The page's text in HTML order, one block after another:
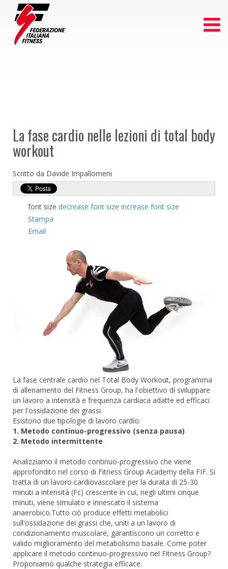
La fase cardio nelle lezioni di total body
workout
Scritto da Davide Impallomeni
font size decrease font size increase font size
Stampa
Email
La fase centrale cardio nel Total Body Workout, programma
di allenamento del Fitness Group, ha l'obiettivo di sviluppare
un lavoro a intensità e frequenza cardiaca adatte ed efficaci
per l'ossidazione dei grassi.
Esistono due tipologie di lavoro cardio:
1. Metodo continuo-progressivo (senza pausa)
2. Metodo intermittente
Analizziamo il metodo continuo-progressivo che viene
approfondito nel corso di Fitness Group Academy della FIF. Si
tratta di un lavoro cardiovascolare per la durata di 25-30
minuti a intensità (Fc) crescente in cui, negli ultimi cinque
minuti, viene simulato e innescato il sistema
anaerobico.Tutto ciò produce effetti metabolici
sull'ossidazione dei grassi che, uniti a un lavoro di
condizionamento muscolare, garantiscono un corretto e
valido miglioramento del metabolismo basale. Come poter
applicare il metodo continuo-progressivo nel Fitness Group?
Proponiamo qualche strategia efficace.